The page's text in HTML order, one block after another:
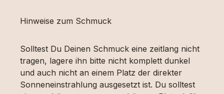
Hinweise zum Schmuck
Solltest Du Deinen Schmuck eine zeitlang nicht
tragen, lagere ihn bitte nicht komplett dunkel
und auch nicht an einem Platz der direkter
Sonneneinstrahlung ausgesetzt ist. Du solltest